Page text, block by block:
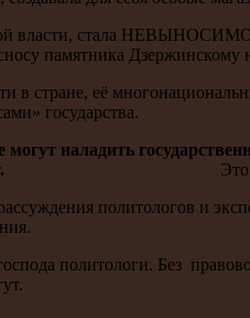
власти, стала
памятника
в стране, её
государства.
могут наладить
Это обязан
политологов и
политологи. Без